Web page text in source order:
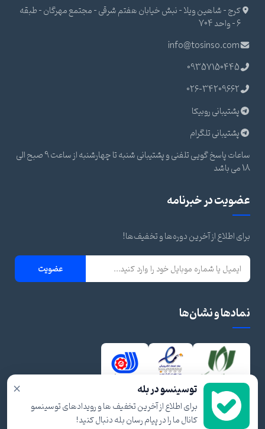
کرج - شاهین ویلا - نبش خیابان هفتم شرقی - مجتمع مهرگان - طبقه
6 - واحد 704
info@tosinso.com
09357150445
026-34209662
پشتیبانی روبیکا
پشتیبانی تلگرام
ساعات پاسخ گویی تلفنی و پشتیبانی شنبه تا چهارشنبه از ساعت 9 صبح الی
18 می باشد
عضویت در خبرنامه
برای اطلاع از آخرین دوره‌ها و تخفیف‌ها!
عضویت
نمادها و نشان‌ها
× توسینسو در بله
برای اطلاع از آخرین تخفیف ها و رویدادهای توسینسو
کانال ما را در پیام رسان بله دنبال کنید!